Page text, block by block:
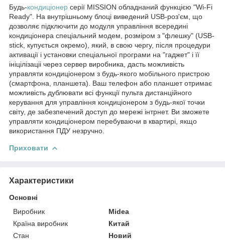
Будь-кондиціонер серії MISSION обладнаний функцією "Wi-Fi
Ready". На внутрішньому блоці виведений USB-роз'єм, що
дозволяє підключити до модуля управління всередині
кондиціонера спеціальний модем, розміром з "флешку" (USB-
stick, купується окремо), який, в свою чергу, після процедури
активації і установки спеціальної програми на "гаджет" і її
ініцілізаціі через сервер виробника, дасть можливість
управляти кондиціонером з будь-якого мобільного пристрою
(смартфона, планшета). Ваш телефон або планшет отримає
можливість дублювати всі функції пульта дистанційного
керування для управління кондиціонером з будь-якої точки
світу, де забезпечений доступ до мережі інтрнет. Ви зможете
управляти кондиціонером перебуваючи в квартирі, якщо
використання ПДУ незручно.
Приховати
Характеристики
Основні
Виробник
Midea
Країна виробник
Китай
Стан
Новий